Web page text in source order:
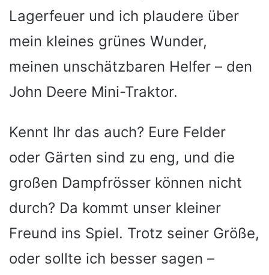
Lagerfeuer und ich plaudere über
mein kleines grünes Wunder,
meinen unschätzbaren Helfer – den
John Deere Mini-Traktor.
Kennt Ihr das auch? Eure Felder
oder Gärten sind zu eng, und die
großen Dampfrösser können nicht
durch? Da kommt unser kleiner
Freund ins Spiel. Trotz seiner Größe,
oder sollte ich besser sagen –